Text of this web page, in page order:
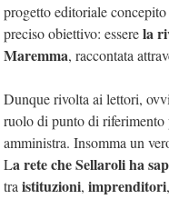
progetto editoriale
preciso obiettivo: esserela
Maremma, raccontata
Dunque rivolta ai lettori,
ruolo di punto di
amministra. Insomma un
La rete che Sellaroli ha
tra istituzioni, imprenditori,